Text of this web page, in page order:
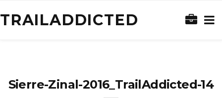
TRAILADDICTED
Sierre-Zinal-2016_TrailAddicted-14